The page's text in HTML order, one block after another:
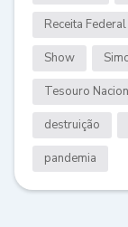
Receita Federal
Show
Tesouro
destruição
pandemia